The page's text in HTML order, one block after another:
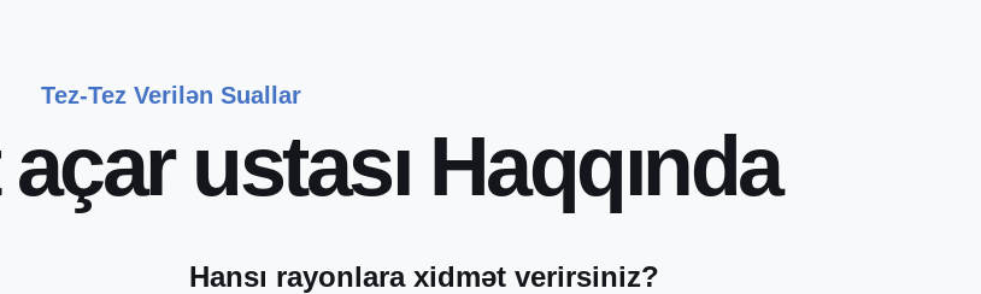
Tez-Tez Verilən Suallar
açar ustası Haqqında
Hansı rayonlara xidmət verirsiniz?